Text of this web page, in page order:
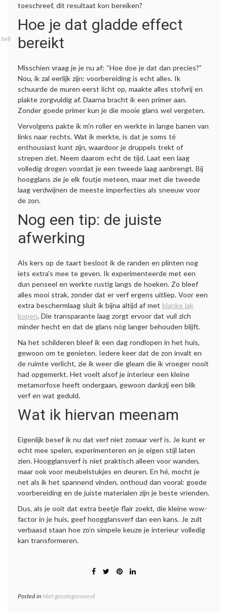
toeschreef, dit resultaat kon bereiken?
Hoe je dat gladde effect
bereikt
Misschien vraag je je nu af: “Hoe doe je dat dan precies?”
Nou, ik zal eerlijk zijn: voorbereiding is echt alles. Ik
schuurde de muren eerst licht op, maakte alles stofvrij en
plakte zorgvuldig af. Daarna bracht ik een primer aan.
Zonder goede primer kun je die mooie glans wel vergeten.
Vervolgens pakte ik m’n roller en werkte in lange banen van
links naar rechts. Wat ik merkte, is dat je soms té
enthousiast kunt zijn, waardoor je druppels trekt of
strepen ziet. Neem daarom echt de tijd. Laat een laag
volledig drogen voordat je een tweede laag aanbrengt. Bij
hoogglans zie je elk foutje meteen, maar met die tweede
laag verdwijnen de meeste imperfecties als sneeuw voor
de zon.
Nog een tip: de juiste
afwerking
Als kers op de taart besloot ik de randen en plinten nog
iets extra’s mee te geven. Ik experimenteerde met een
dun penseel en werkte rustig langs de hoeken. Zo bleef
alles mooi strak, zonder dat er verf ergens uitliep. Voor een
extra beschermlaag sluit ik bijna altijd af met blanke lak
kopen. Die transparante laag zorgt ervoor dat vuil zich
minder hecht en dat de glans nóg langer behouden blijft.
Na het schilderen bleef ik een dag rondlopen in het huis,
gewoon om te genieten. Iedere keer dat de zon invalt en
de ruimte verlicht, zie ik weer die gleam die ik vroeger nooit
had opgemerkt. Het voelt alsof je interieur een kleine
metamorfose heeft ondergaan, gewoon dankzij een blik
verf en wat geduld.
Wat ik hiervan meenam
Eigenlijk besef ik nu dat verf niet zomaar verf is. Je kunt er
echt mee spelen, experimenteren en je eigen stijl laten
zien. Hoogglansverf is niet praktisch alleen voor wanden,
maar ook voor meubelstukjes en deuren. En hé, mocht je
net als ik het spannend vinden, onthoud dan vooral: goede
voorbereiding en de juiste materialen zijn je beste vrienden.
Dus, als je ooit dat extra beetje flair zoekt, die kleine wow-
factor in je huis, geef hoogglansverf dan een kans. Je zult
verbaasd staan hoe zo’n simpele keuze je interieur volledig
kan transformeren.
Posted in Niet gecategoriseerd